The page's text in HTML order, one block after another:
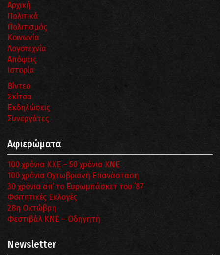
Αρχική
Πολιτικά
Πολιτισμός
Κοινωνία
Λογοτεχνία
Απόψεις
Ιστορία
Βίντεο
Σκίτσα
Εκδηλώσεις
Συνεργάτες
Αφιερώματα
100 χρόνια ΚΚΕ – 50 χρόνια ΚΝΕ
100 χρόνια Οχτωβριανή Επανάσταση
30 χρόνια απ’ το Ευρωμπάσκετ του ΄87
Φοιτητικές Εκλογές
28η Οκτώβρη
Φεστιβάλ ΚΝΕ – Οδηγητή
Newsletter